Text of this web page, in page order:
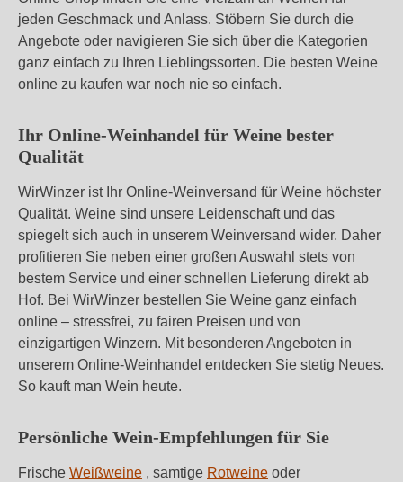
jeden Geschmack und Anlass. Stöbern Sie durch die
Angebote oder navigieren Sie sich über die Kategorien
ganz einfach zu Ihren Lieblingssorten. Die besten Weine
online zu kaufen war noch nie so einfach.
Ihr Online-Weinhandel für Weine bester
Qualität
WirWinzer ist Ihr Online-Weinversand für Weine höchster
Qualität. Weine sind unsere Leidenschaft und das
spiegelt sich auch in unserem Weinversand wider. Daher
profitieren Sie neben einer großen Auswahl stets von
bestem Service und einer schnellen Lieferung direkt ab
Hof. Bei WirWinzer bestellen Sie Weine ganz einfach
online – stressfrei, zu fairen Preisen und von
einzigartigen Winzern. Mit besonderen Angeboten in
unserem Online-Weinhandel entdecken Sie stetig Neues.
So kauft man Wein heute.
Persönliche Wein-Empfehlungen für Sie
Frische Weißweine , samtige Rotweine oder